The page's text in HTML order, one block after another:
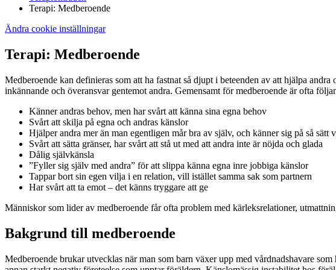
Terapi: Medberoende
Ändra cookie inställningar
Terapi: Medberoende
Medberoende kan definieras som att ha fastnat så djupt i beteenden av att hjälpa
inkännande och överansvar gentemot andra. Gemensamt för medberoende är ofta
Känner andras behov, men har svårt att känna sina egna behov
Svårt att skilja på egna och andras känslor
Hjälper andra mer än man egentligen mår bra av själv, och känner sig på så sätt
Svårt att sätta gränser, har svårt att stå ut med att andra inte är nöjda och glada
Dålig självkänsla
”Fyller sig själv med andra” för att slippa känna egna inre jobbiga känslor
Tappar bort sin egen vilja i en relation, vill istället samma sak som partnern
Har svårt att ta emot – det känns tryggare att ge
Människor som lider av medberoende får ofta problem med kärleksrelationer,
Bakgrund till medberoende
Medberoende brukar utvecklas när man som barn växer upp med vårdnadshavare